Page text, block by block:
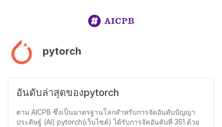
pytorch
อันดับล่าสุดของpytorch
ตาม AICPB ซึ่งเป็นมาตรฐานโลกสำหรับการจัดอันดับปัญญา
ประดิษฐ์ (AI) pytorch(เว็บไซต์) ได้รับการจัดอันดับที่ 351 ด้วย